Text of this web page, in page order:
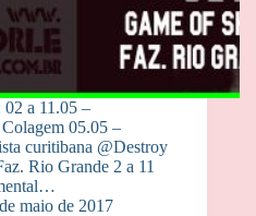
a 11.05 –
05.05 –
curitibana @Destroy
Rio Grande 2 a 11
maio de 2017